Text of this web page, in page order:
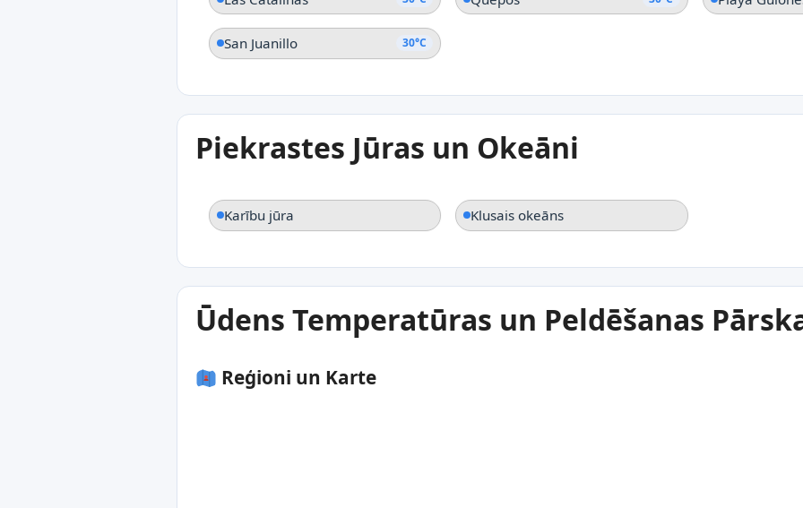
San Juanillo 30°C
Piekrastes Jūras un Okeāni
Karību jūra Klusais okeāns
Ūdens Temperatūras un Peldēšanas
Reģioni un Karte